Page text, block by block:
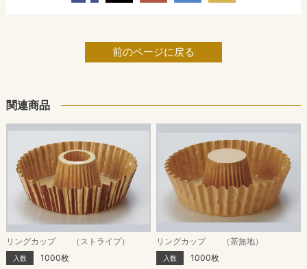
前のページに戻る
関連商品
リングカップ （ストライプ）
入数 1000枚
リングカップ （茶無地）
入数 1000枚